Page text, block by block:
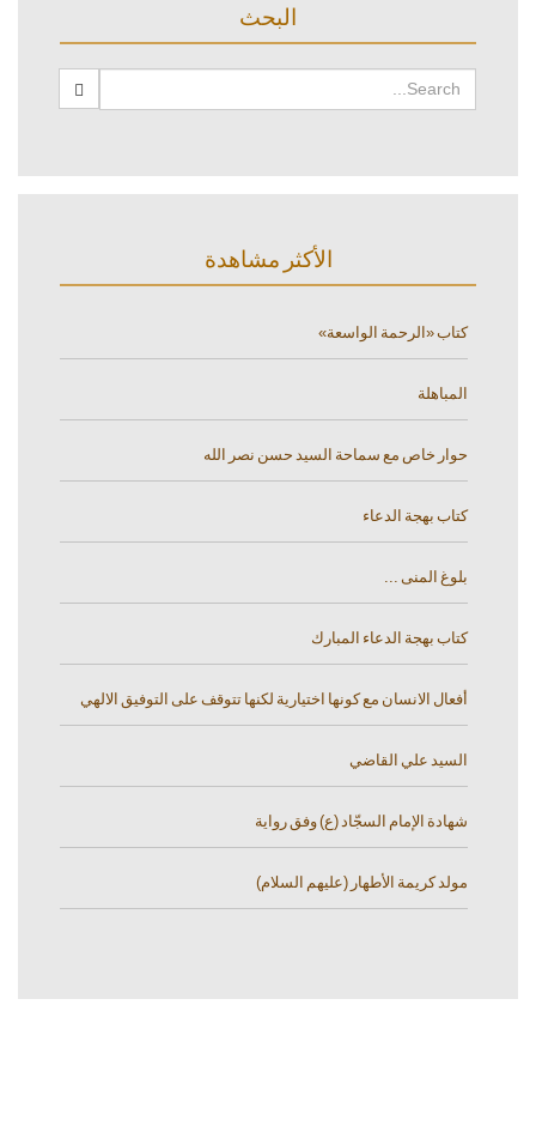
البحث
الأكثر مشاهدة
كتاب «الرحمة الواسعة»
المباهلة
حوار خاص مع سماحة السيد حسن نصر الله
كتاب بهجة الدعاء
بلوغ المنى ...
كتاب بهجة الدعاء المبارك
أفعال الانسان مع كونها اختيارية لكنها تتوقف على التوفيق الالهي
السيد علي القاضي
شهادة الإمام السجّاد (ع) وفق رواية
مولد كريمة الأطهار (عليهم السلام)